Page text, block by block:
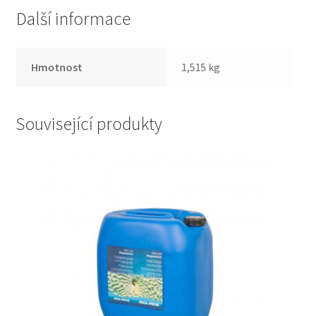
Další informace
Hmotnost 1,515 kg
Související produkty